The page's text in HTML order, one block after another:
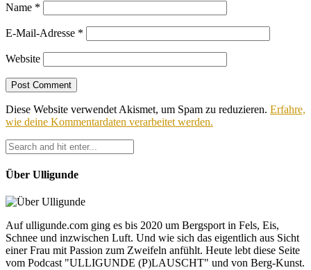
Name *
E-Mail-Adresse *
Website
Diese Website verwendet Akismet, um Spam zu reduzieren. Erfahre,
wie deine Kommentardaten verarbeitet werden.
Über Ulligunde
Auf ulligunde.com ging es bis 2020 um Bergsport in Fels, Eis,
Schnee und inzwischen Luft. Und wie sich das eigentlich aus Sicht
einer Frau mit Passion zum Zweifeln anfühlt. Heute lebt diese Seite
vom Podcast "ULLIGUNDE (P)LAUSCHT" und von Berg-Kunst.